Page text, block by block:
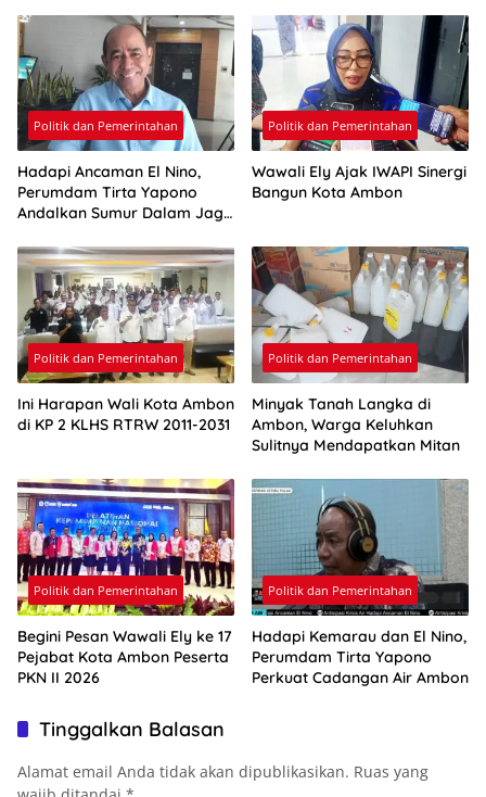
Politik dan Pemerintahan
Hadapi Ancaman El Nino,
Perumdam Tirta Yapono
Andalkan Sumur Dalam Jaga
Politik dan Pemerintahan
Wawali Ely Ajak IWAPI Sinergi
Bangun Kota Ambon
Politik dan Pemerintahan
Ini Harapan Wali Kota Ambon
di KP 2 KLHS RTRW 2011-2031
Politik dan Pemerintahan
Minyak Tanah Langka di
Ambon, Warga Keluhkan
Sulitnya Mendapatkan Mitan
Politik dan Pemerintahan
Begini Pesan Wawali Ely ke 17
Pejabat Kota Ambon Peserta
PKN II 2026
Politik dan Pemerintahan
Hadapi Kemarau dan El Nino,
Perumdam Tirta Yapono
Perkuat Cadangan Air Ambon
Tinggalkan Balasan
Alamat email Anda tidak akan dipublikasikan. Ruas yang